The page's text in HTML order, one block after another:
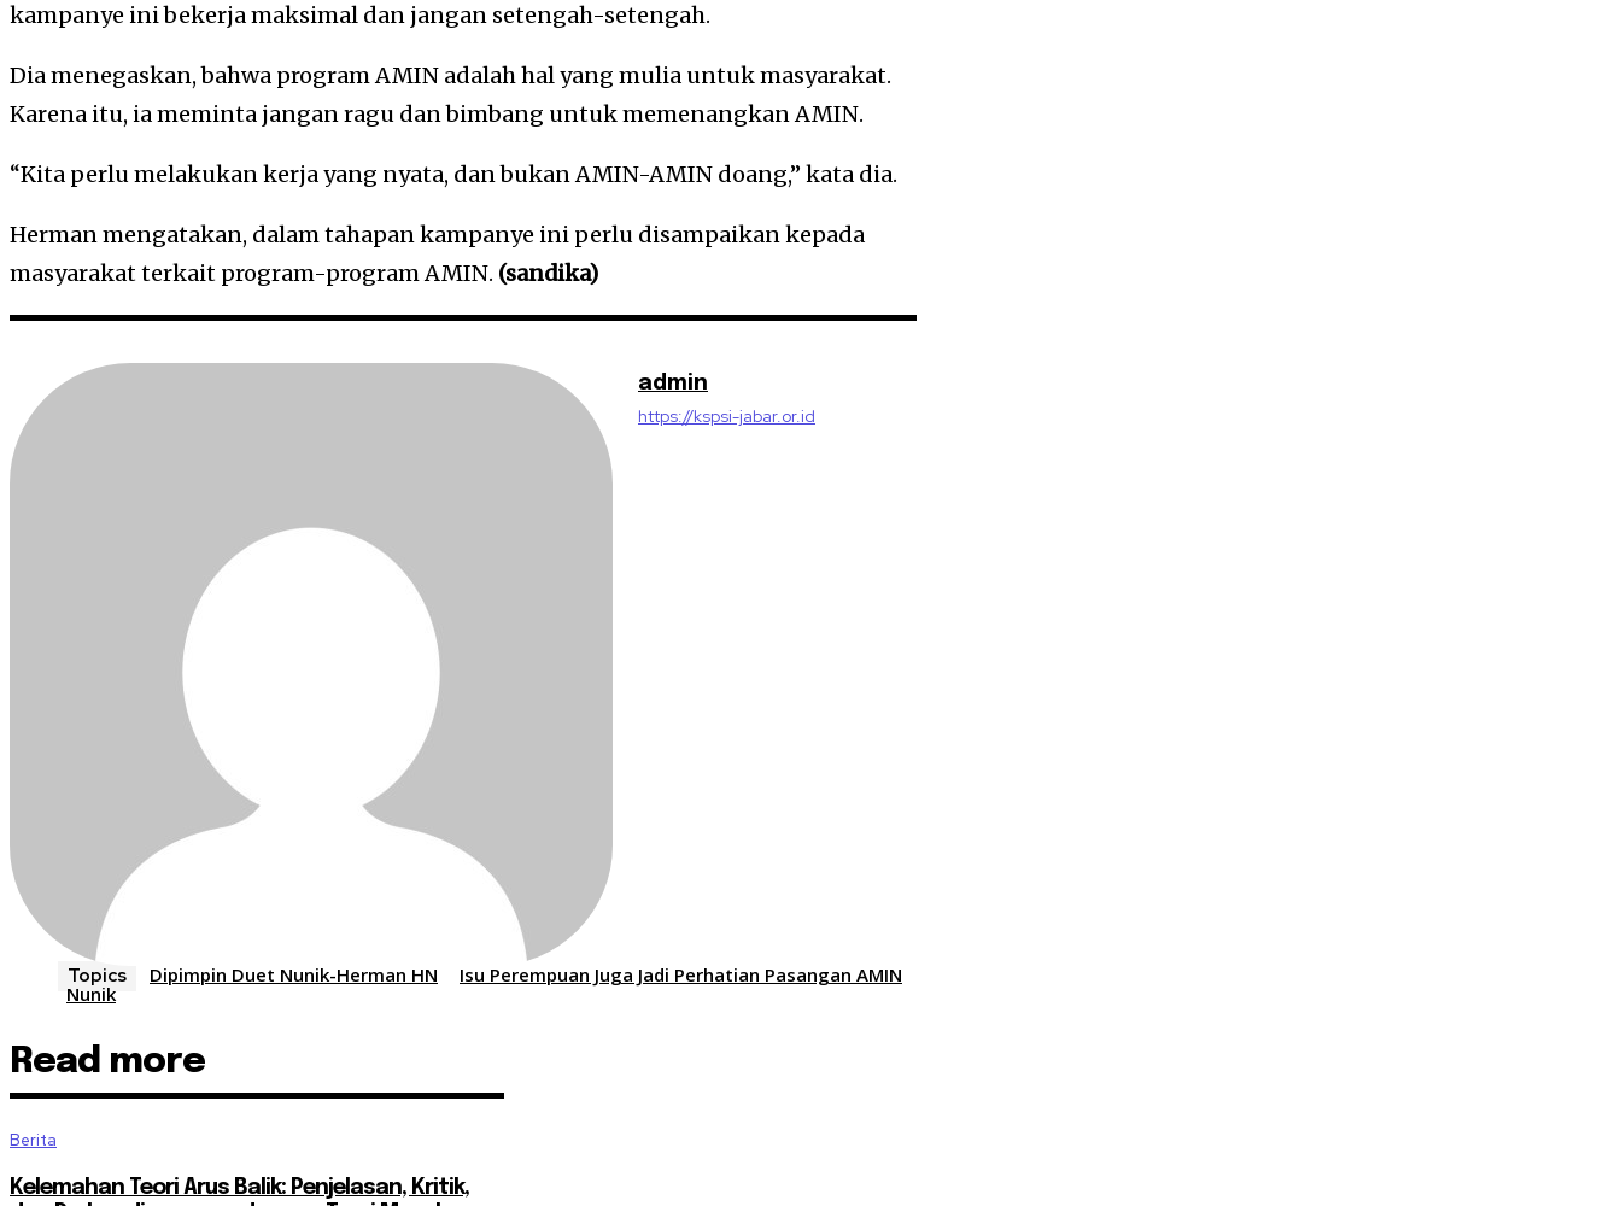
kampanye ini bekerja maksimal dan jangan setengah-setengah.
Dia menegaskan, bahwa program AMIN adalah hal yang mulia untuk masyarakat.
Karena itu, ia meminta jangan ragu dan bimbang untuk memenangkan AMIN.
“Kita perlu melakukan kerja yang nyata, dan bukan AMIN-AMIN doang,” kata dia.
Herman mengatakan, dalam tahapan kampanye ini perlu disampaikan kepada
masyarakat terkait program-program AMIN. (sandika)
admin
https://kspsi-jabar.or.id
Topics Dipimpin Duet Nunik-Herman HN
Isu Perempuan Juga Jadi Perhatian Pasangan AMIN
Nunik
Read more
Berita
Kelemahan Teori Arus Balik: Penjelasan, Kritik,